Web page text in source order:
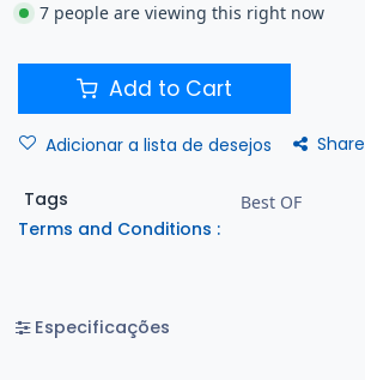
7 people are viewing this right now
Add to Cart
Adicionar a lista de desejos Share
Tags Best OF
Terms and Conditions :
Especificações